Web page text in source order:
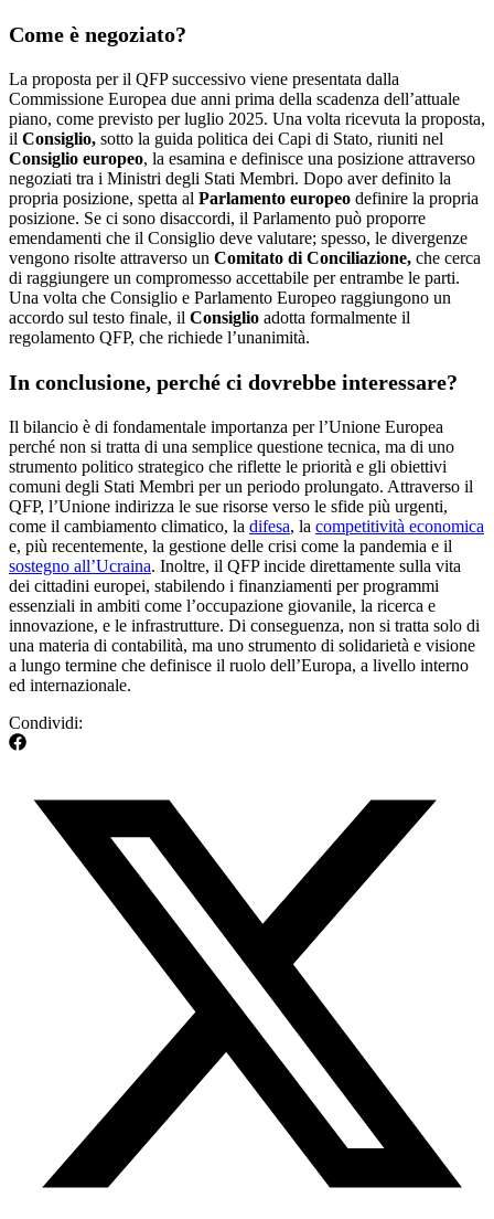
Come è negoziato?
La proposta per il QFP successivo viene presentata dalla
Commissione Europea due anni prima della scadenza dell’attuale
piano, come previsto per luglio 2025. Una volta ricevuta la proposta,
il Consiglio, sotto la guida politica dei Capi di Stato, riuniti nel
Consiglio europeo, la esamina e definisce una posizione attraverso
negoziati tra i Ministri degli Stati Membri. Dopo aver definito la
propria posizione, spetta al Parlamento europeo definire la propria
posizione. Se ci sono disaccordi, il Parlamento può proporre
emendamenti che il Consiglio deve valutare; spesso, le divergenze
vengono risolte attraverso un Comitato di Conciliazione, che cerca
di raggiungere un compromesso accettabile per entrambe le parti.
Una volta che Consiglio e Parlamento Europeo raggiungono un
accordo sul testo finale, il Consiglio adotta formalmente il
regolamento QFP, che richiede l’unanimità.
In conclusione, perché ci dovrebbe interessare?
Il bilancio è di fondamentale importanza per l’Unione Europea
perché non si tratta di una semplice questione tecnica, ma di uno
strumento politico strategico che riflette le priorità e gli obiettivi
comuni degli Stati Membri per un periodo prolungato. Attraverso il
QFP, l’Unione indirizza le sue risorse verso le sfide più urgenti,
come il cambiamento climatico, la difesa, la competitività economica
e, più recentemente, la gestione delle crisi come la pandemia e il
sostegno all’Ucraina. Inoltre, il QFP incide direttamente sulla vita
dei cittadini europei, stabilendo i finanziamenti per programmi
essenziali in ambiti come l’occupazione giovanile, la ricerca e
innovazione, e le infrastrutture. Di conseguenza, non si tratta solo di
una materia di contabilità, ma uno strumento di solidarietà e visione
a lungo termine che definisce il ruolo dell’Europa, a livello interno
ed internazionale.
Condividi: